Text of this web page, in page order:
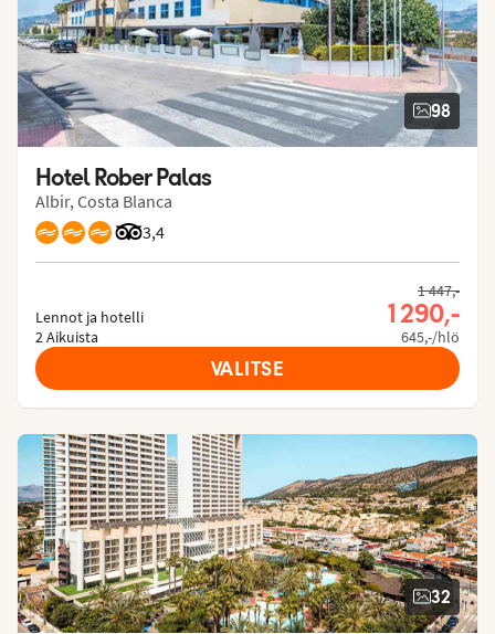
98
Hotel Rober Palas
Albir, Costa Blanca
3,4
Arvostelut Tripadvisorista: 3.4 of 5
Lennot ja hotelli
2 Aikuista
1 447,-
1 290,-
645,-/hlö
VALITSE
32